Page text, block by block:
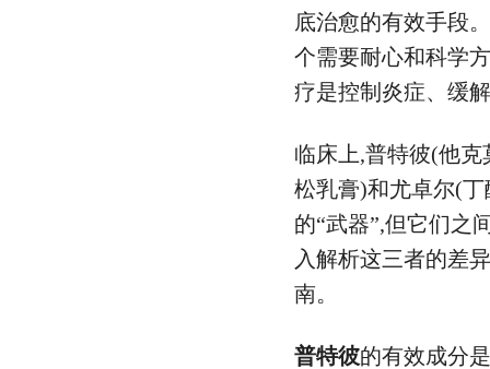
底治愈的有效手段
个需要耐心和科学
疗是控制炎症、缓
临床上,普特彼(他
松乳膏)和尤卓尔(
的“武器”,但它们之
入解析这三者的差
南。
普特彼的有效成分